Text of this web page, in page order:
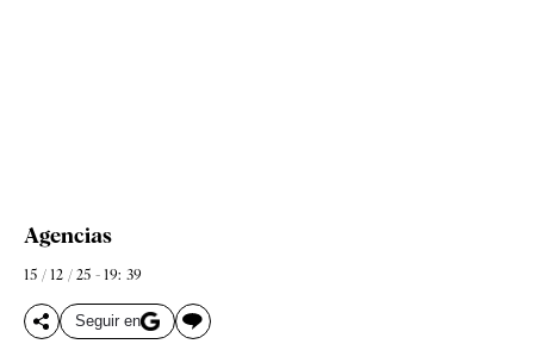
Agencias
15 / 12 / 25 - 19: 39
Seguir en